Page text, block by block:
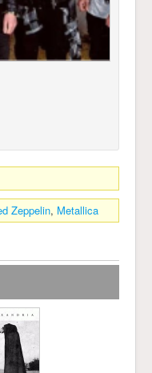
Zeppelin, Metallica